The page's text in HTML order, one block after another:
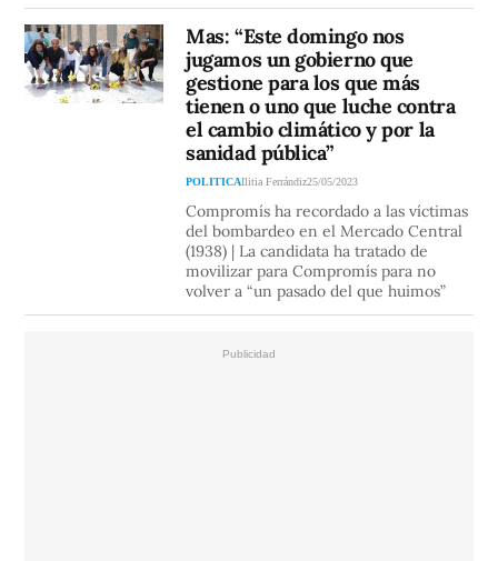
Mas: “Este domingo nos
jugamos un gobierno que
gestione para los que más
tienen o uno que luche contra
el cambio climático y por la
sanidad pública”
POLITICAIlitia Ferrándiz25/05/2023
Compromís ha recordado a las víctimas
del bombardeo en el Mercado Central
(1938) | La candidata ha tratado de
movilizar para Compromís para no
volver a “un pasado del que huimos”